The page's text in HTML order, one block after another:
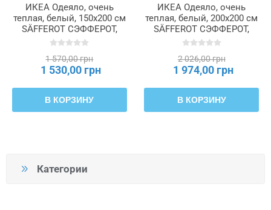
Категории
ИКЕА Одеяло, очень
теплая, белый, 150x200 см
SÄFFEROT СЭФФЕРОТ,
505.655.10
1 570,00 грн
1 530,00 грн
В КОРЗИНУ
ИКЕА Одеяло, очень
теплая, белый, 200x200 см
SÄFFEROT СЭФФЕРОТ,
505.657.08
2 026,00 грн
1 974,00 грн
В КОРЗИНУ